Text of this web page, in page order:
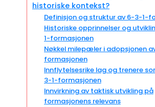
historiske kontekst?
Definisjon og struktur av 6-3-1-
Historiske opprinnelser og
1-formasjonen
Nøkkel milepæler i adopsjonen
formasjonen
Innflytelsesrike lag og trenere
3-1-formasjonen
Innvirkning av taktisk utvikling på
formasjonens relevans